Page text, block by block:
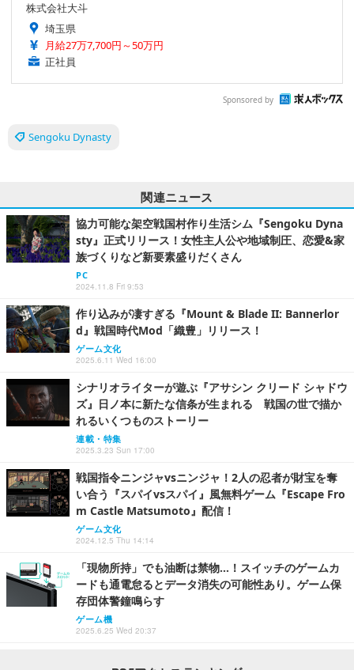
株式会社大斗
埼玉県
月給27万7,700円～50万円
正社員
Sponsored by
Sengoku Dynasty
関連ニュース
協力可能な架空戦国村作り生活シム『Sengoku Dyna
sty』正式リリース！女性主人公や地域制圧、恋愛&家
族づくりなど新要素盛りだくさん
PC
2024.11.8 Fri 9:53
作り込みが凄すぎる『Mount & Blade II: Bannerlor
d』戦国時代Mod「織豊」リリース！
ゲーム文化
2025.6.11 Wed 16:00
シナリオライターが遊ぶ『アサシン クリード シャドウ
ズ』日ノ本に新たな信条が生まれる 戦国の世で描か
れるいくつものストーリー
連載・特集
2025.3.23 Sun 17:00
戦国指令ニンジャvsニンジャ！2人の忍者が財宝を奪
い合う『スパイvsスパイ』風無料ゲーム『Escape Fro
m Castle Matsumoto』配信！
ゲーム文化
2024.12.5 Thu 14:14
「現物所持」でも油断は禁物…！スイッチのゲームカ
ードも通電怠るとデータ消失の可能性あり。ゲーム保
存団体警鐘鳴らす
ゲーム機
2025.6.25 Wed 20:37